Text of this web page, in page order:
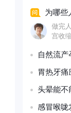
为哪些
做完
宫收
疗，
到医
看一
自然流产
胃热牙痛
头晕能不
感冒喉咙